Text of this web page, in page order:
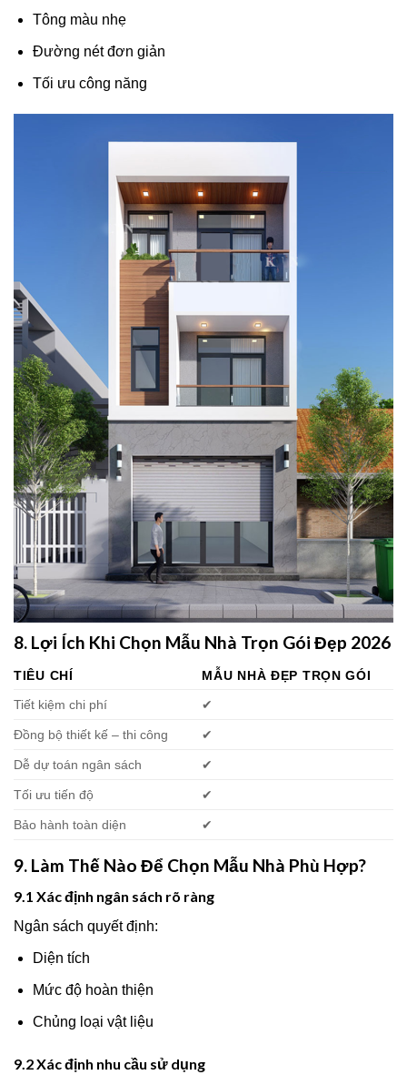
Tông màu nhẹ
Đường nét đơn giản
Tối ưu công năng
8. Lợi Ích Khi Chọn Mẫu Nhà Trọn Gói Đẹp 2026
TIÊU CHÍ
MẪU NHÀ ĐẸP TRỌN GÓI
Tiết kiệm chi phí
✔
Đồng bộ thiết kế – thi công ✔
Dễ dự toán ngân sách ✔
Tối ưu tiến độ ✔
Bảo hành toàn diện ✔
9. Làm Thế Nào Để Chọn Mẫu Nhà Phù Hợp?
9.1 Xác định ngân sách rõ ràng
Ngân sách quyết định:
Diện tích
Mức độ hoàn thiện
Chủng loại vật liệu
9.2 Xác định nhu cầu sử dụng